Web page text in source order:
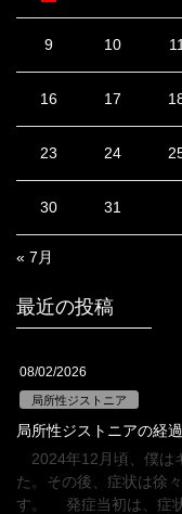
9 10 11
16 17
23 24
30 31
« 7月
最近の投稿
08/02/2026
局所性ジストニア
局所性ジストニアの経
2024年12月頃、僕は
た。その後、症状は徐
す。 発症当初は、症